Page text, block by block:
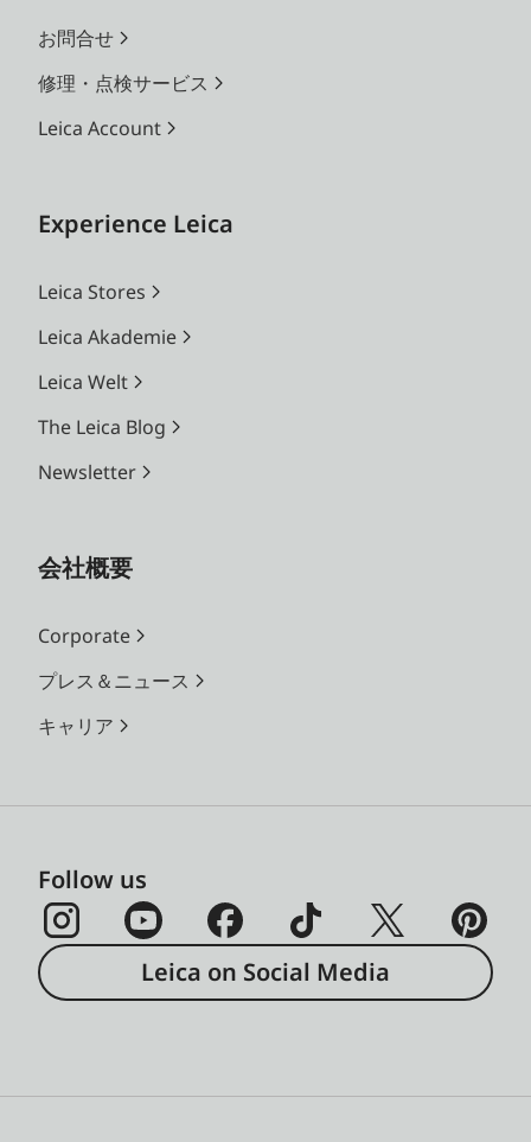
お問合せ
修理・点検サービス
Leica Account
Experience Leica
Leica Stores
Leica Akademie
Leica Welt
The Leica Blog
Newsletter
会社概要
Corporate
プレス＆ニュース
キャリア
Follow us
Leica on Social Media